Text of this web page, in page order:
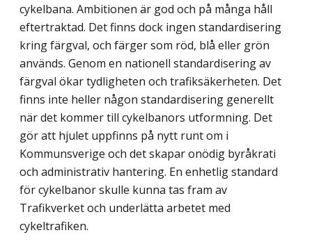
cykelbana. Ambitionen är god och på många håll
eftertraktad. Det finns dock ingen standardisering
kring färgval, och färger som röd, blå eller grön
används. Genom en nationell standardisering av
färgval ökar tydligheten och trafiksäkerheten. Det
finns inte heller någon standardisering generellt
när det kommer till cykelbanors utformning. Det
gör att hjulet uppfinns på nytt runt om i
Kommunsverige och det skapar onödig byråkrati
och administrativ hantering. En enhetlig standard
för cykelbanor skulle kunna tas fram av
Trafikverket och underlätta arbetet med
cykeltrafiken.